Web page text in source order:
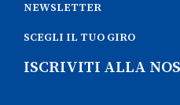
NEWSLETTER
SCEGLI IL TUO GIRO
ISCRIVITI ALLA